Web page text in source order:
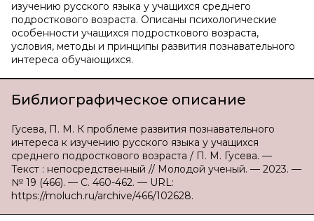
изучению русского языка у учащихся среднего
подросткового возраста. Описаны психологические
особенности учащихся подросткового возраста,
условия, методы и принципы развития познавательного
интереса обучающихся.
Библиографическое описание
Гусева, П. М. К проблеме развития познавательного
интереса к изучению русского языка у учащихся
среднего подросткового возраста / П. М. Гусева. —
Текст : непосредственный // Молодой ученый. — 2023. —
№ 19 (466). — С. 460-462. — URL:
https://moluch.ru/archive/466/102628.